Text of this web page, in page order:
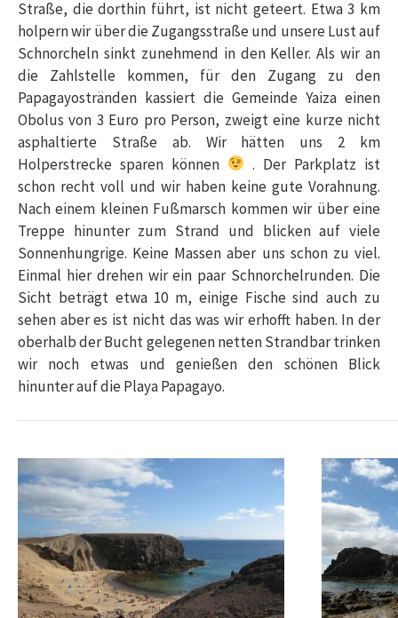
Straße, die dorthin führt, ist nicht geteert. Etwa 3 km
holpern wir über die Zugangsstraße und unsere Lust auf
Schnorcheln sinkt zunehmend in den Keller. Als wir an
die Zahlstelle kommen, für den Zugang zu den
Papagayostränden kassiert die Gemeinde Yaiza einen
Obolus von 3 Euro pro Person, zweigt eine kurze nicht
asphaltierte Straße ab. Wir hätten uns 2 km
Holperstrecke sparen können
. Der Parkplatz ist
schon recht voll und wir haben keine gute Vorahnung.
Nach einem kleinen Fußmarsch kommen wir über eine
Treppe hinunter zum Strand und blicken auf viele
Sonnenhungrige. Keine Massen aber uns schon zu viel.
Einmal hier drehen wir ein paar Schnorchelrunden. Die
Sicht beträgt etwa 10 m, einige Fische sind auch zu
sehen aber es ist nicht das was wir erhofft haben. In der
oberhalb der Bucht gelegenen netten Strandbar trinken
wir noch etwas und genießen den schönen Blick
hinunter auf die Playa Papagayo.